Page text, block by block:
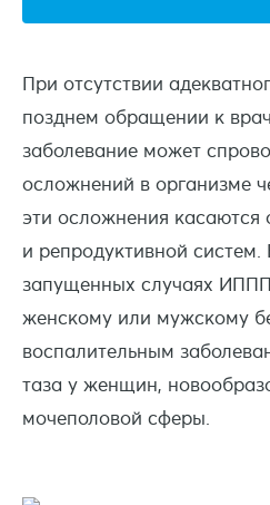
При отсутствии
позднем обращении к
заболевание может
осложнений в организме
эти осложнения касаются
и репродуктивной
запущенных случаях
женскому или мужскому
воспалительным
таза у женщин,
мочеполовой сферы.